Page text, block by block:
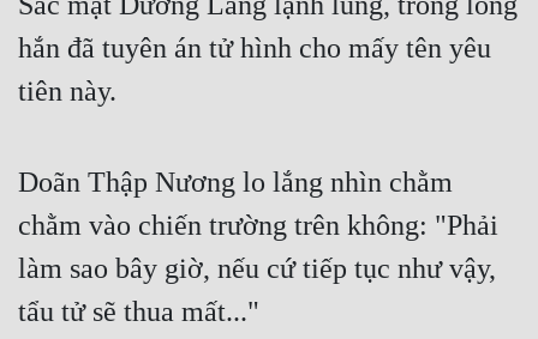
Sát Phạt Quyết Đoán
Vô Sỉ
hắn đã tuyên án tử hình cho mấy tên yêu
tiên này.
Doãn Thập Nương lo lắng nhìn chằm
chằm vào chiến trường trên không: "Phải
làm sao bây giờ, nếu cứ tiếp tục như vậy,
tẩu tử sẽ thua mất..."